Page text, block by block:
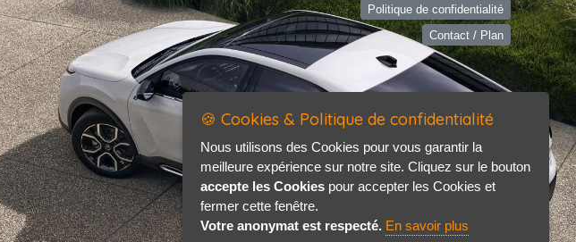
Politique de confidentialité
Contact / Plan
🍪 Cookies & Politique de confidentialité
Nous utilisons des Cookies pour vous garantir la
meilleure expérience sur notre site. Cliquez sur le bouton
accepte les Cookies pour accepter les Cookies et
fermer cette fenêtre.
Votre anonymat est respecté. En savoir plus